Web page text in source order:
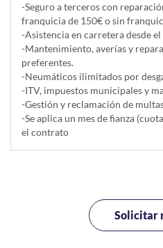
-Seguro a terceros con
franquicia de 150€ o sin
-Asistencia en carretera desde el
-Mantenimiento, averías y
preferentes.
-Neumáticos ilimitados por
-ITV, impuestos municipales y
-Gestión y reclamación de
-Se aplica un mes de fianza
el contrato
Solicitar